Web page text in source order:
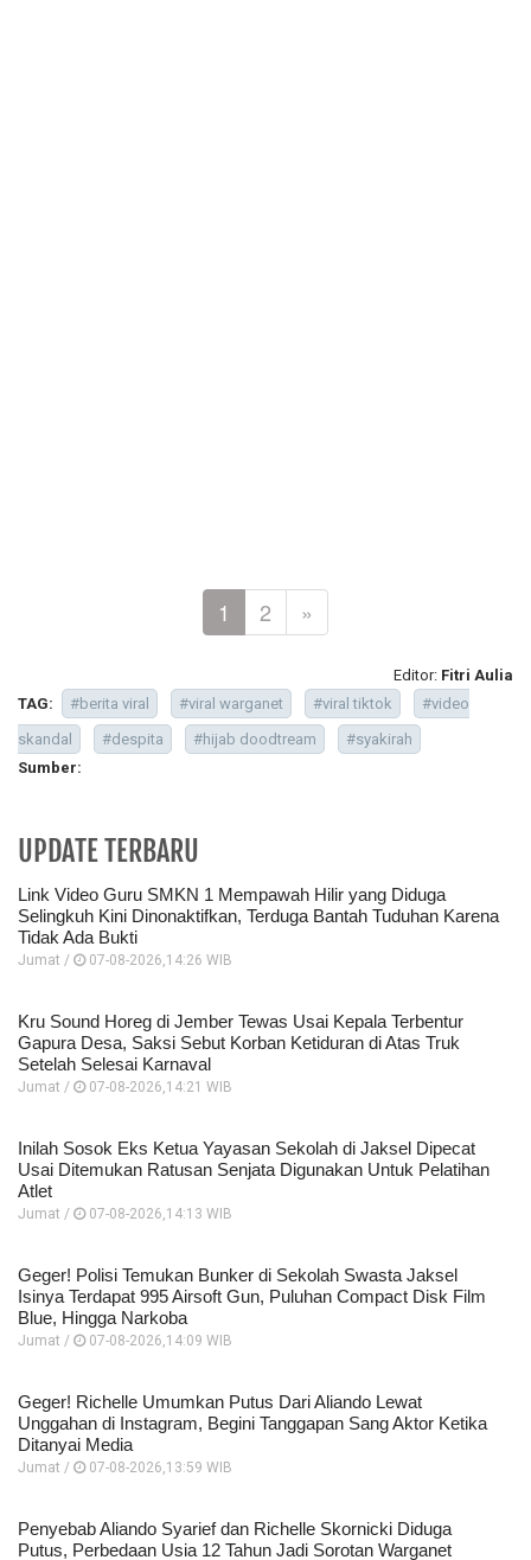
1 2 »
Editor: Fitri Aulia
TAG:
#berita viral #viral warganet #viral tiktok
#video
skandal
#despita #hijab doodtream
#syakirah
Sumber:
UPDATE TERBARU
Link Video Guru SMKN 1 Mempawah Hilir yang Diduga
Selingkuh Kini Dinonaktifkan, Terduga Bantah Tuduhan Karena
Tidak Ada Bukti
Jumat / 07-08-2026,14:26 WIB
Kru Sound Horeg di Jember Tewas Usai Kepala Terbentur
Gapura Desa, Saksi Sebut Korban Ketiduran di Atas Truk
Setelah Selesai Karnaval
Jumat / 07-08-2026,14:21 WIB
Inilah Sosok Eks Ketua Yayasan Sekolah di Jaksel Dipecat
Usai Ditemukan Ratusan Senjata Digunakan Untuk Pelatihan
Atlet
Jumat / 07-08-2026,14:13 WIB
Geger! Polisi Temukan Bunker di Sekolah Swasta Jaksel
Isinya Terdapat 995 Airsoft Gun, Puluhan Compact Disk Film
Blue, Hingga Narkoba
Jumat / 07-08-2026,14:09 WIB
Geger! Richelle Umumkan Putus Dari Aliando Lewat
Unggahan di Instagram, Begini Tanggapan Sang Aktor Ketika
Ditanyai Media
Jumat / 07-08-2026,13:59 WIB
Penyebab Aliando Syarief dan Richelle Skornicki Diduga
Putus, Perbedaan Usia 12 Tahun Jadi Sorotan Warganet